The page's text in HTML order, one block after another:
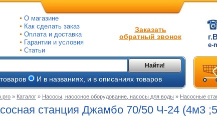
О магазине
Как сделать заказ
Оплата и доставка
Гарантии и условия
Статьи
Заказать
обратный звонок
e-
Найти!
И в названиях, и в описаниях товаров
» Каталог » Насосы, насосное оборудование, насосы для воды » Насосные
станция Джамбо 70/50 Ч-24 (4м3